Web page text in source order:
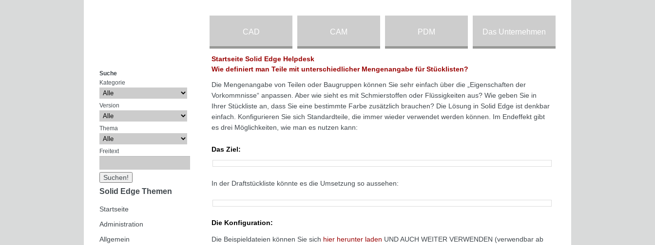
CAD CAM PDM Das Unternehmen
Startseite Solid Edge Helpdesk
Wie definiert man Teile mit unterschiedlicher Mengenangabe für Stücklisten?
Die Mengenangabe von Teilen oder Baugruppen können Sie sehr einfach über die „Eigenschaften der
Vorkommnisse“ anpassen. Aber wie sieht es mit Schmierstoffen oder Flüssigkeiten aus? Wie geben Sie in
Ihrer Stückliste an, dass Sie eine bestimmte Farbe zusätzlich brauchen? Die Lösung in Solid Edge ist denkbar
einfach. Konfigurieren Sie sich Standardteile, die immer wieder verwendet werden können. Im Endeffekt gibt
es drei Möglichkeiten, wie man es nutzen kann:
Das Ziel:
In der Draftstückliste könnte es die Umsetzung so aussehen:
Die Konfiguration:
Die Beispieldateien können Sie sich hier herunter laden UND AUCH WEITER VERWENDEN (verwendbar ab
Suche
Kategorie
Version
Thema
Freitext
Solid Edge Themen
Startseite
Administration
Allgemein